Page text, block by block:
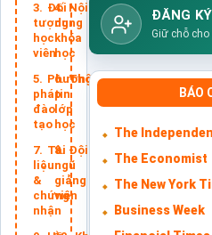
Đối
tượng
học
viên
Nội
dung
khóa
học
Phương
pháp
đào
tạo
Thông
tin
lớp
học
Tài
liệu
&
chứng
nhận
Đội
ngũ
giảng
viên
ĐĂNG
Giữ chỗ
BÁO
The
The Economist
The New York
Business Week